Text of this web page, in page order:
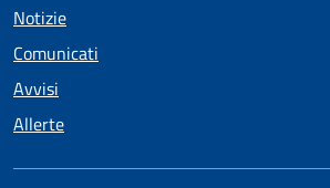
Notizie
Comunicati
Avvisi
Allerte